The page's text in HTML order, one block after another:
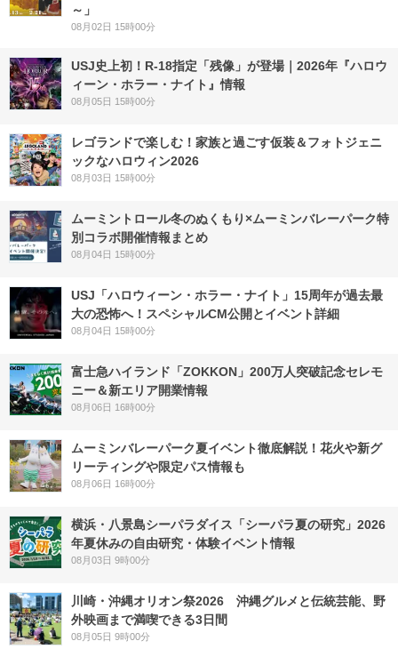
～」
08月02日 15時00分
USJ史上初！R-18指定「残像」が登場｜2026年『ハロウ
ィーン・ホラー・ナイト』情報
08月05日 15時00分
レゴランドで楽しむ！家族と過ごす仮装＆フォトジェニ
ックなハロウィン2026
08月03日 15時00分
ムーミントロール冬のぬくもり×ムーミンバレーパーク特
別コラボ開催情報まとめ
08月04日 15時00分
USJ「ハロウィーン・ホラー・ナイト」15周年が過去最
大の恐怖へ！スペシャルCM公開とイベント詳細
08月04日 15時00分
富士急ハイランド「ZOKKON」200万人突破記念セレモ
ニー＆新エリア開業情報
08月06日 16時00分
ムーミンバレーパーク夏イベント徹底解説！花火や新グ
リーティングや限定パス情報も
08月06日 16時00分
横浜・八景島シーパラダイス「シーパラ夏の研究」2026
年夏休みの自由研究・体験イベント情報
08月03日 9時00分
川崎・沖縄オリオン祭2026 沖縄グルメと伝統芸能、野
外映画まで満喫できる3日間
08月05日 9時00分